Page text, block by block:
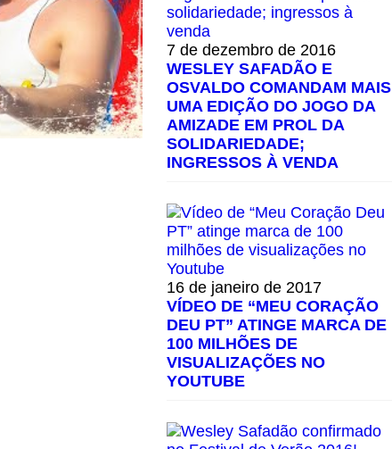
7 de dezembro de 2016
WESLEY SAFADÃO E
OSVALDO COMANDAM MAIS
UMA EDIÇÃO DO JOGO DA
AMIZADE EM PROL DA
SOLIDARIEDADE;
INGRESSOS À VENDA
16 de janeiro de 2017
VÍDEO DE “MEU CORAÇÃO
DEU PT” ATINGE MARCA DE
100 MILHÕES DE
VISUALIZAÇÕES NO
YOUTUBE